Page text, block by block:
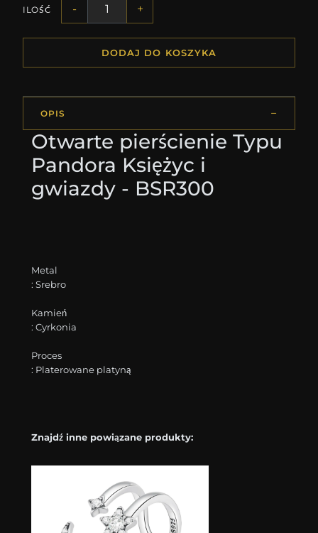
ILOŚĆ - +
DODAJ DO KOSZYKA
OPIS
Otwarte pierścienie Typu
Pandora Księżyc i
gwiazdy - BSR300
Metal
: Srebro
Kamień
: Cyrkonia
Proces
: Platerowane platyną
Znajdź inne powiązane produkty: